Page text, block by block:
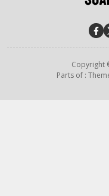
Copyright
Parts of :